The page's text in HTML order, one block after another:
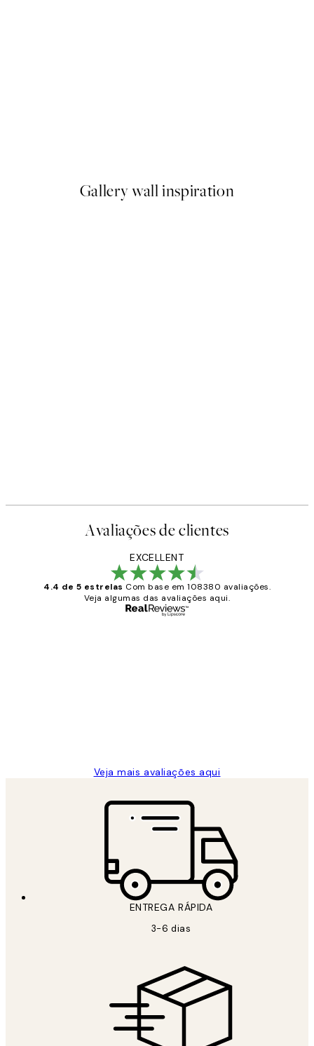
Gallery wall inspiration
Avaliações de clientes
EXCELLENT
4.4 de 5 estrelas Com base em 108380 avaliações.
Veja algumas das avaliações aqui.
Veja mais avaliações aqui
ENTREGA RÁPIDA
3-6 dias